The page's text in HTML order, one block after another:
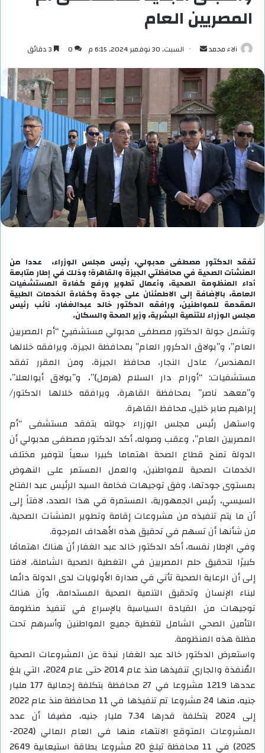
المصريين العام
آلاء محمد
أرسل
إلكترونيا
السبت, 30 نوفمبر 2024, 6:15 م 0
تفقد الدكتور مصطفى مدبولي، رئيس مجلس الوزراء، عددا من
المنشآت الصحية في محافظتي الجيزة والقاهرة؛ وذلك في إطار متابعة
أداء المنظومة الصحية، وأعمال تطوير ورفع كفاءة المستشفيات
العامة، بالإضافة إلى الاطمئنان على جودة وكفاءة الخدمات الطبية
المقدمة للمواطنين، ورافقه الدكتور خالد عبدالغفار، نائب رئيس
مجلس الوزراء للتنمية البشرية، وزير الصحة والسكان.
وتشمل جولة الدكتور مصطفى مدبولي مستشفييْ “أم المصريين
العام”، و”بولاق الدكرور العام” بمحافظة الجيزة، ويرافقه خلالها
المهندس/ عادل النجار، محافظ الجيزة، ومن المقرر تفقد
مستشفيات: “أورام دار السلام (هرمل)”، و”بولاق أبوالعلا”،
و”معهد ناصر” بمحافظة القاهرة، ويرافقه خلالها الدكتور/
إبراهيم صابر خليل، محافظ القاهرة.
واستهل رئيس مجلس الوزراء جولته بتفقد مستشفى “أم
المصريين العام”، وعقب وصوله، أكد الدكتور مصطفى مدبولي أن
الدولة تمنح قطاع الصحة اهتماما كبيرا سعياً لتوفير مختلف
الخدمات الصحية للمواطنين، والعمل المستمر على النهوض
بمستوى جودتها، وفق توجيهات فخامة السيد الرئيس عبد الفتاح
السيسي، رئيس الجمهورية، المستمرة في هذا الصدد، لافتاً إلى
أن ما يتم تنفيذه من مشروعات إقامة وتطوير المنشآت الصحية،
من شأنها أن تسهم في تحقيق هذه الأهداف المرجوة.
وفي الإطار نفسه، أكد الدكتور خالد عبد الغفار أن هناك اهتمامًا
كبيرًا لتحقيق حلم المصريين في التغطية الصحية الشاملة، لافتا
إلى أن الرعاية الصحية تأتي في صدارة الأولويات لدى الدولة دائما
لبناء الإنسان وتحقيق التنمية الصحية المستدامة، وأن هناك
توجيهات من القيادة السياسية بالإسراع في تنفيذ منظومة
التأمين الصحي الشامل لتغطية جميع المواطنين وأسرهم تحت
مظلة هذه المنظومة.
واستعرض الدكتور خالد عبد الغفار نبذة عن المشروعات الصحية
المُنفذة والجاري تنفيذها منذ عام 2014 حتى عام 2024، التي بلغ
عددها 1219 مشروعا في 27 محافظة بتكلفة إجمالية 177 مليار
جنيه، منها 24 مشروعا تم تنفيذها في 11 محافظة منذ عام 2022
إلى 2024 بتكلفة قدرها 7.34 مليار جنيه، مضيفا أن عدد
المشروعات المتوقع الانتهاء منها في العام المالي (2024-
2025) في 11 محافظة تبلغ 20 مشروعا بطاقة استيعابية 2649